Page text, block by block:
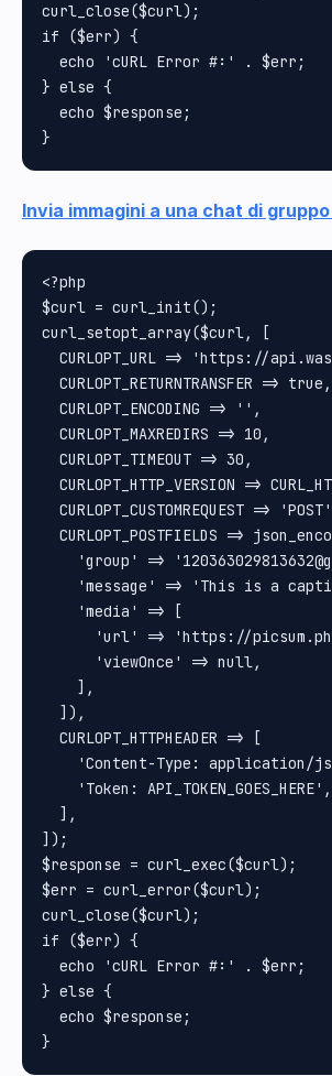
curl_close($curl);
if ($err) {
  echo 'cURL Error #:' . $err;
} else {
  echo $response;
Invia immagini a una chat di gruppo
<?php
$curl = curl_init();
curl_setopt_array($curl, [
CURLOPT_URL => 'https://
  CURLOPT_RETURNTRANSFER => true,
  CURLOPT_ENCODING => '',
  CURLOPT_MAXREDIRS => 10,
  CURLOPT_TIMEOUT => 30,
CURLOPT_HTTP_VERSION =>
CURLOPT_CUSTOMREQUEST =>
CURLOPT_POSTFIELDS =>
'group' =>
'message' => 'This is a
    'media' => [
'url' => 'https://
      'viewOnce' => null,
    ],
  ]),
  CURLOPT_HTTPHEADER => [
'Content-Type: application/
    'Token: API_TOKEN_GOES_HERE',
  ],
]);
$response = curl_exec($curl);
$err = curl_error($curl);
curl_close($curl);
if ($err) {
  echo 'cURL Error #:' . $err;
} else {
  echo $response;